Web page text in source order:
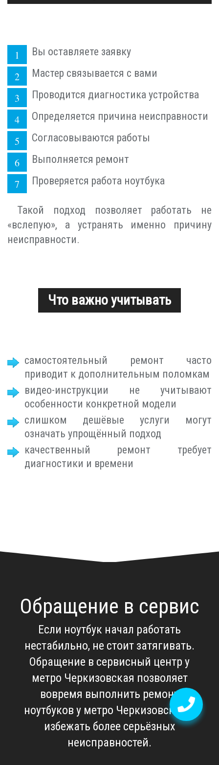
Вы оставляете заявку
Мастер связывается с вами
Проводится диагностика устройства
Определяется причина неисправности
Согласовываются работы
Выполняется ремонт
Проверяется работа ноутбука
Такой подход позволяет работать не
«вслепую», а устранять именно причину
неисправности.
Что важно учитывать
самостоятельный ремонт часто
приводит к дополнительным поломкам
видео-инструкции не учитывают
особенности конкретной модели
слишком дешёвые услуги могут
означать упрощённый подход
качественный ремонт требует
диагностики и времени
Обращение в сервис
Если ноутбук начал работать
нестабильно, не стоит затягивать.
Обращение в сервисный центр у
метро Черкизовская позволяет
вовремя выполнить ремонт
ноутбуков у метро Черкизовскаяи
избежать более серьёзных
неисправностей.